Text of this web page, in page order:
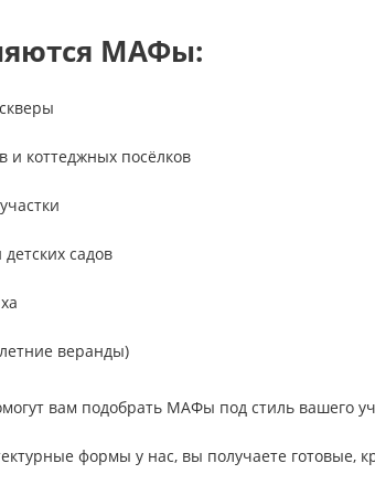
МАФы:
коттеджных посёлков
садов
веранды)
вам подобрать МАФы под стиль вашего
формы у нас, вы получаете готовые,